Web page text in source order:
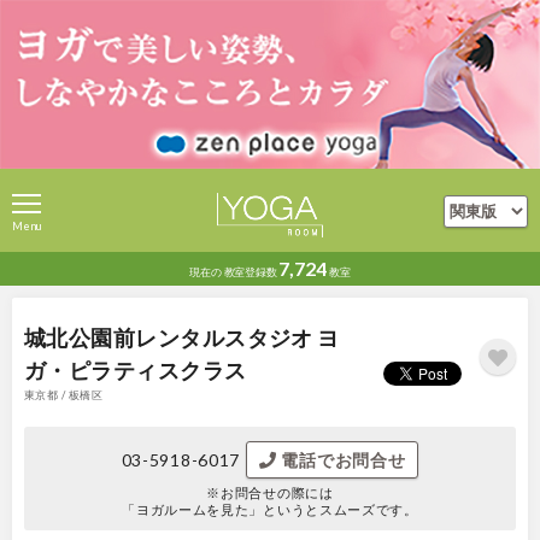
現在の教室登録数 7,724教室
Menu
城北公園前レンタルスタジオ ヨ
ガ・ピラティスクラス
東京都 / 板橋区
03-5918-6017 電話でお問合せ
※お問合せの際には
「ヨガルームを見た」というとスムーズです。